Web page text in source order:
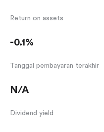
Return on assets
-0.1%
Tanggal pembayaran terakhir
N/A
Dividend yield